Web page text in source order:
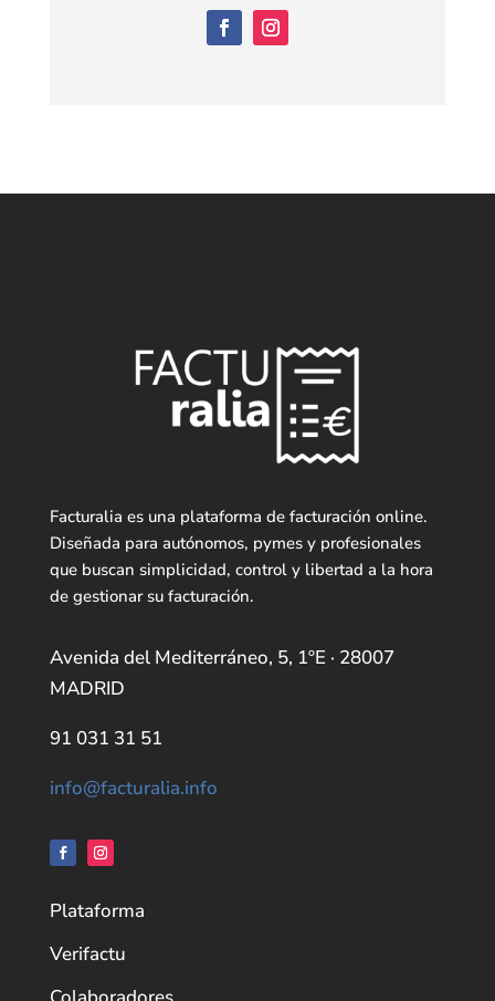
Facturalia es una plataforma de facturación online.
Diseñada para autónomos, pymes y profesionales
que buscan simplicidad, control y libertad a la hora
de gestionar su facturación.
Avenida del Mediterráneo, 5, 1ºE · 28007
MADRID
91 031 31 51
info@facturalia.info
Plataforma
Verifactu